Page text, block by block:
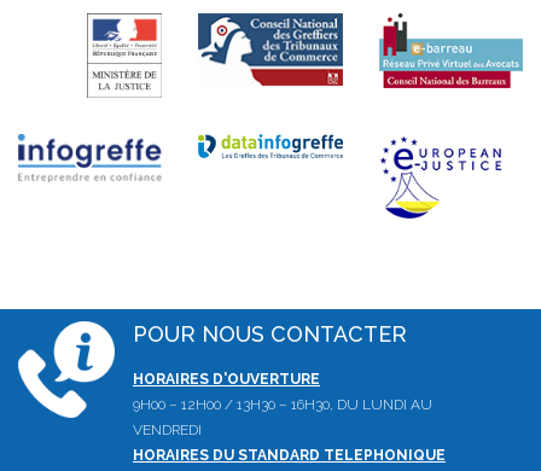
POUR NOUS CONTACTER
HORAIRES D'OUVERTURE
9H00 – 12H00 / 13H30 – 16H30, DU LUNDI AU
VENDREDI
HORAIRES DU STANDARD TELEPHONIQUE